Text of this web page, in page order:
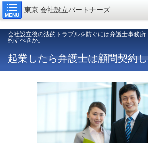
MENU
東京 会社設立パートナーズ
会社設立後の法的トラブルを防ぐには弁護士事務
約すべきか。
起業したら弁護士は顧問契約